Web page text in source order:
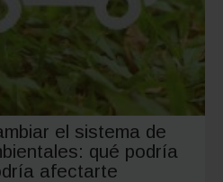
el sistema de
qué podría
afectarte